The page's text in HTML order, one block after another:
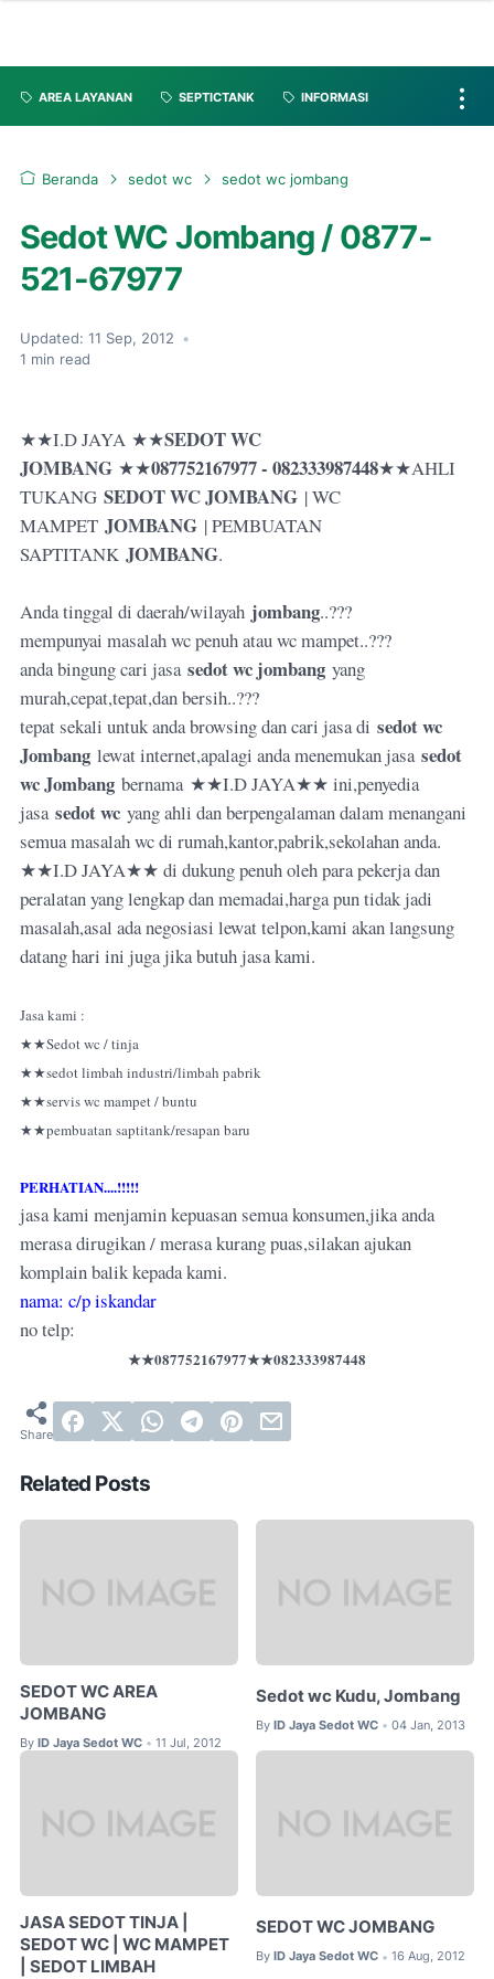
AREA LAYANAN SEPTICTANK INFORMASI
Beranda sedot wc sedot wc jombang
Sedot WC Jombang / 0877-
521-67977
Updated: 11 Sep, 2012
•
1 min read
★★I.D JAYA ★★SEDOT WC
JOMBANG ★★087752167977 - 082333987448★★AHLI
TUKANG SEDOT WC JOMBANG | WC
MAMPET JOMBANG | PEMBUATAN
SAPTITANK JOMBANG.
Anda tinggal di daerah/wilayah jombang..???
mempunyai masalah wc penuh atau wc mampet..???
anda bingung cari jasa sedot wc jombang yang
murah,cepat,tepat,dan bersih..???
tepat sekali untuk anda browsing dan cari jasa di sedot wc
Jombang lewat internet,apalagi anda menemukan jasa sedot
wc Jombang bernama ★★I.D JAYA★★ ini,penyedia
jasa sedot wc yang ahli dan berpengalaman dalam menangani
semua masalah wc di rumah,kantor,pabrik,sekolahan anda.
★★I.D JAYA★★ di dukung penuh oleh para pekerja dan
peralatan yang lengkap dan memadai,harga pun tidak jadi
masalah,asal ada negosiasi lewat telpon,kami akan langsung
datang hari ini juga jika butuh jasa kami.
Jasa kami :
★★Sedot wc / tinja
★★sedot limbah industri/limbah pabrik
★★servis wc mampet / buntu
★★pembuatan saptitank/resapan baru
PERHATIAN....!!!!!
jasa kami menjamin kepuasan semua konsumen,jika anda
merasa dirugikan / merasa kurang puas,silakan ajukan
komplain balik kepada kami.
nama: c/p iskandar
no telp:
★★087752167977★★082333987448
Related Posts
SEDOT WC AREA
JOMBANG
By ID Jaya Sedot WC • 11 Jul, 2012
Sedot wc Kudu, Jombang
By ID Jaya Sedot WC • 04 Jan, 2013
JASA SEDOT TINJA |
SEDOT WC | WC MAMPET
| SEDOT LIMBAH
SEDOT WC JOMBANG
By ID Jaya Sedot WC • 16 Aug, 2012